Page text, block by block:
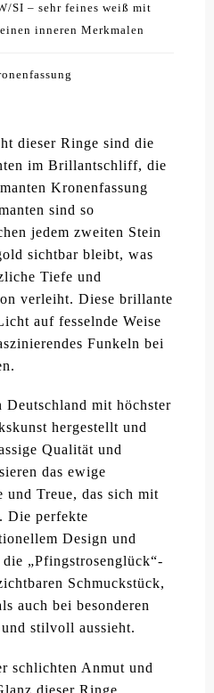
SI – sehr feines weiß mit
inneren Merkmalen
dieser Ringe sind die
im Brillantschliff, die
Kronenfassung
sind so
jedem zweiten Stein
sichtbar bleibt, was
Tiefe und
verleiht. Diese brillante
auf fesselnde Weise
Funkeln bei
Deutschland mit höchster
hergestellt und
Qualität und
das ewige
und Treue, das sich mit
Die perfekte
Design und
„Pfingstrosenglück“-
Schmuckstück,
auch bei besonderen
stilvoll aussieht.
schlichten Anmut und
dieser Ringe